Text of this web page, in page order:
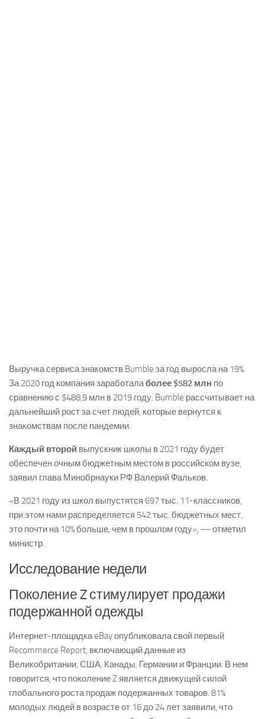
Выручка сервиса знакомств Bumble за год выросла на 19%.
За 2020 год компания заработалаболее $582 млн по
сравнению с $488,9 млн в 2019 году. Bumble рассчитывает на
дальнейший рост за счет людей, которые вернутся к
знакомствам после пандемии.
Каждый второй выпускник школы в 2021 году будет
обеспечен очным бюджетным местом в российском вузе,
заявил глава Минобрнауки РФ Валерий Фальков.
«В 2021 году из школ выпустятся 697 тыс. 11-классников,
при этом нами распределяется 542 тыс. бюджетных мест,
это почти на 10% больше, чем в прошлом году», — отметил
министр.
Исследование недели
Поколение Z стимулирует продажи
подержанной одежды
Интернет-площадка eBay опубликовала свой первый
Recommerce Report, включающий данные из
Великобритании, США, Канады, Германии и Франции. В нем
говорится, что поколение Z является движущей силой
глобального роста продаж подержанных товаров. 81%
молодых людей в возрасте от 16 до 24 лет заявили, что